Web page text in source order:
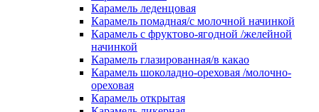
Карамель леденцовая
Карамель помадная/с молочной начинкой
Карамель с фруктово-ягодной /желейной
начинкой
Карамель глазированная/в какао
Карамель шоколадно-ореховая /молочно-
ореховая
Карамель открытая